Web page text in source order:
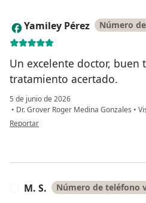
Y Yamiley Pérez Número
Un excelente doctor,
tratamiento acertado.
5 de junio de 2026
• Dr. Grover Roger Medina Gonzales •
en opinión del usuario Yamiley Pérez
Reportar
M. S. Número de teléfono